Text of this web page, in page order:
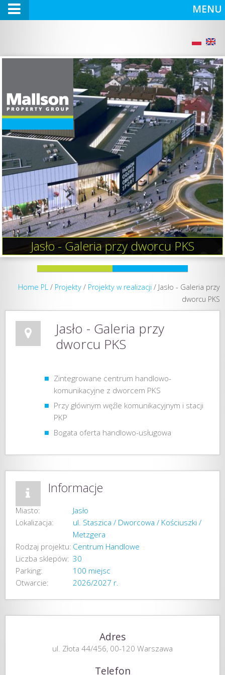
Jasło - Galeria przy dworcu PKS
Home PL / Projekty / Projekty w realizacji / Jasło - Galeria przy
dworcu PKS
Jasło - Galeria przy
dworcu PKS
Zintegrowane centrum handlowo-
komunikacyjne z dworcem PKS
Przy głównym węźle komunikacyjnym i stacji
PKP
Bogata oferta handlowo-usługowa
Informacje
Miasto:
Jasło
Lokalizacja:
ul. Staszica / Dworcowa / Kościuszki /
Metzgera
Rodzaj projektu: Centrum Handlowe
Liczba sklepów: 30
Parking: 100 miejsc
Otwarcie:
2026/2027 r.
Adres
ul. Złota 44/456, 00-120 Warszawa
Telefon